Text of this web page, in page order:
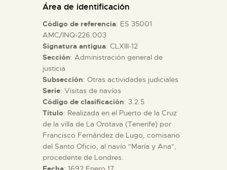
ESPAÑOL
PREPARAR LA VISITA
ACTIVIDADES
█
EL MUSEO
Área de identificación
Código de referencia: ES 35001
AMC/INQ-226.003
Signatura antigua: CLXIII-12
Sección: Administración general de
justicia
Subsección: Otras actividades judiciales
Serie: Visitas de navíos
Código de clasificación: 3.2.5
Título: Realizada en el Puerto de la Cruz
de la villa de La Orotava (Tenerife) por
Francisco Fernández de Lugo, comisario
del Santo Oficio, al navío "María y Ana",
procedente de Londres.